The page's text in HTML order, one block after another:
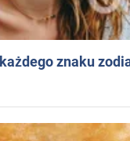
znaku